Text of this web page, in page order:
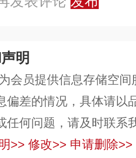
明
会员提供信息存储空
偏差的情况，具体请以
任何问题，请及时联系
>> 修改>> 申请删除>>